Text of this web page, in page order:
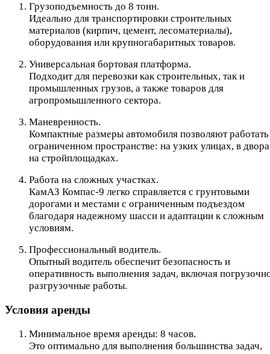
Грузоподъемность до 8 тонн.
Идеально для транспортировки строительных
материалов (кирпич, цемент, лесоматериалы),
оборудования или крупногабаритных товаров.
Универсальная бортовая платформа.
Подходит для перевозки как строительных, так и
промышленных грузов, а также товаров для
агропромышленного сектора.
Маневренность.
Компактные размеры автомобиля позволяют
ограниченном пространстве: на узких улицах, в
на стройплощадках.
Работа на сложных участках.
КамАЗ Компас-9 легко справляется с грунтовыми
дорогами и местами с ограниченным подъездом
благодаря надежному шасси и адаптации к сложным
условиям.
Профессиональный водитель.
Опытный водитель обеспечит безопасность и
оперативность выполнения задач, включая
разгрузочные работы.
Условия аренды
Минимальное время аренды: 8 часов.
Это оптимально для выполнения большинства задач,